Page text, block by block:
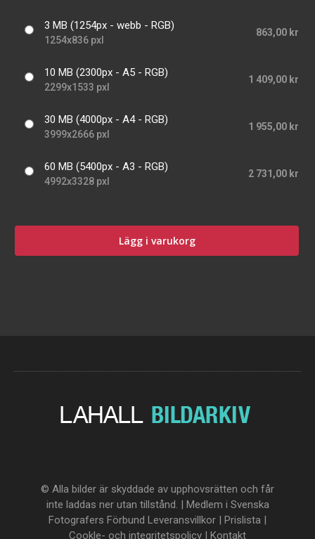
3 MB (1254px - webb - RGB)
1254x836 pxl
863,00 kr
10 MB (2300px - A5 - RGB)
2299x1533 pxl
1 409,00 kr
30 MB (4000px - A4 - RGB)
3999x2666 pxl
1 955,00 kr
60 MB (5400px - A3 - RGB)
4992x3328 pxl
2 731,00 kr
Lägg i varukorg
© Alla bilder är skyddade av upphovsrätten och får
inte laddas ner utan tillstånd. | Medlem i Svenska
Fotografers Förbund Leveransvillkor | Prislista |
Cookle- och integritetspolicy | Kontakt